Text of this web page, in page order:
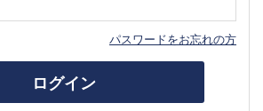
パスワードをお忘れの方
ログイン